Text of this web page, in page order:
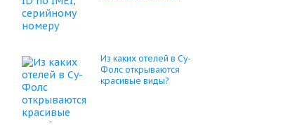
Из каких отелей в Су-
Фолс открываются
красивые виды?